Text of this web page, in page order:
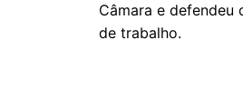
Câmara e defendeu
de trabalho.